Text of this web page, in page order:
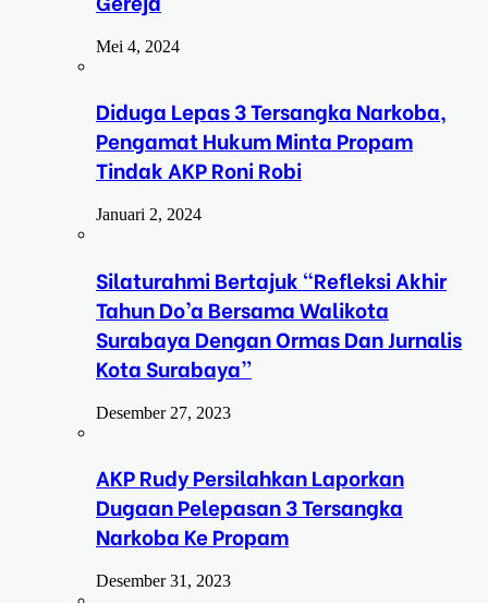
Mei 4, 2024
Diduga Lepas 3 Tersangka Narkoba,
Pengamat Hukum Minta Propam
Tindak AKP Roni Robi
Januari 2, 2024
Silaturahmi Bertajuk “Refleksi Akhir
Tahun Do’a Bersama Walikota
Surabaya Dengan Ormas Dan Jurnalis
Kota Surabaya”
Desember 27, 2023
AKP Rudy Persilahkan Laporkan
Dugaan Pelepasan 3 Tersangka
Narkoba Ke Propam
Desember 31, 2023